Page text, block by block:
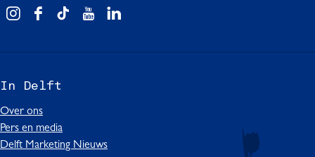
V
s
t
F
c
b
T
k
Y
u
L
n
In Delft
Over ons
Pers en media
Delft Marketing Nieuws